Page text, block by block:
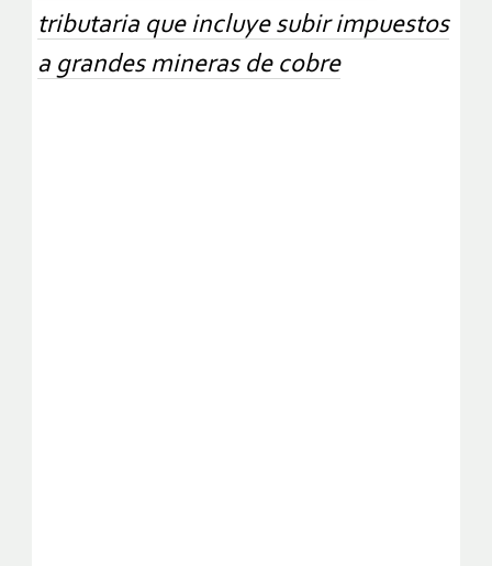
tributaria que incluye subir impuestos
a grandes mineras de cobre